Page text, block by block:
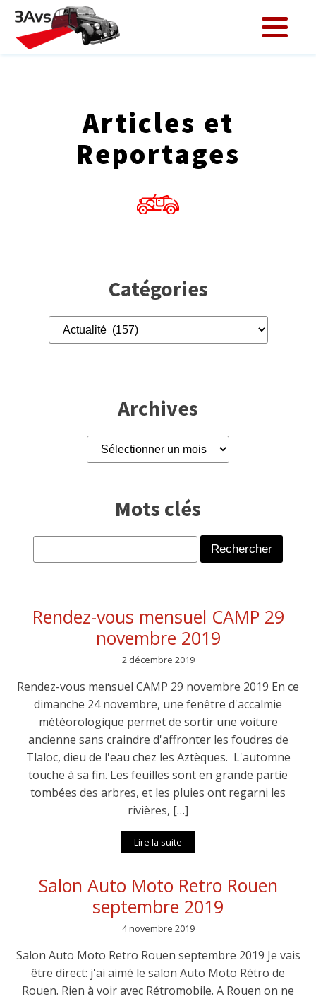
Articles et
Reportages
Catégories
Catégories
Archives
Archives
Mots clés
Rechercher :
Rendez-vous mensuel CAMP 29
novembre 2019
2 décembre 2019
Rendez-vous mensuel CAMP 29 novembre 2019 En ce
dimanche 24 novembre, une fenêtre d'accalmie
météorologique permet de sortir une voiture
ancienne sans craindre d'affronter les foudres de
Tlaloc, dieu de l'eau chez les Aztèques. L'automne
touche à sa fin. Les feuilles sont en grande partie
tombées des arbres, et les pluies ont regarni les
rivières, […]
Lire la suite
Salon Auto Moto Retro Rouen
septembre 2019
4 novembre 2019
Salon Auto Moto Retro Rouen septembre 2019 Je vais
être direct: j'ai aimé le salon Auto Moto Rétro de
Rouen. Rien à voir avec Rétromobile. A Rouen on ne